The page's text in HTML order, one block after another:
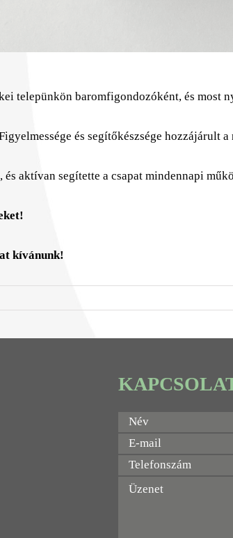
telepünkön baromfigondozóként, és most
és segítőkészsége hozzájárult
aktívan segítette a csapat mindennapi
kívánunk!